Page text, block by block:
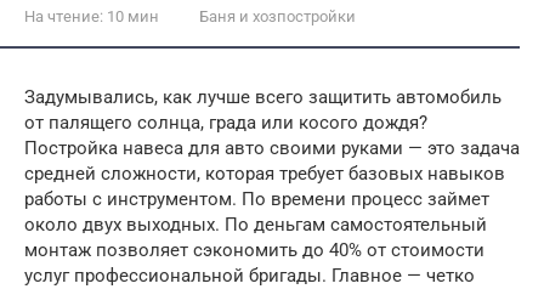
На чтение: 10 мин Баня и хозпостройки
Задумывались, как лучше всего защитить автомобиль
от палящего солнца, града или косого дождя?
Постройка навеса для авто своими руками — это задача
средней сложности, которая требует базовых навыков
работы с инструментом. По времени процесс займет
около двух выходных. По деньгам самостоятельный
монтаж позволяет сэкономить до 40% от стоимости
услуг профессиональной бригады. Главное — четко